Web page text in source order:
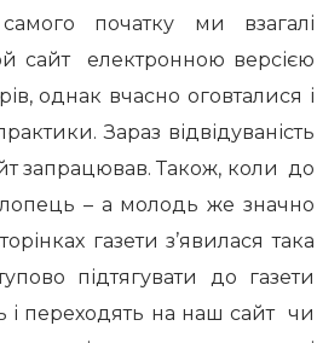
початку ми взагалі
сайт електронною версією
однак вчасно оговталися і
Зараз відвідуваність
запрацював. Також, коли до
– а молодь же значно
газети з’явилася така
підтягувати до газети
і переходять на наш сайт чи